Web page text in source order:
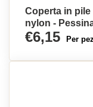
Coperta in
nylon -
€6,15 Per